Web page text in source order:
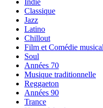
Classique
Jazz
Latino
Chillout
Film et Comédie
Soul
Années 70
Musique traditionnelle
Reggaeton
Années 90
Trance